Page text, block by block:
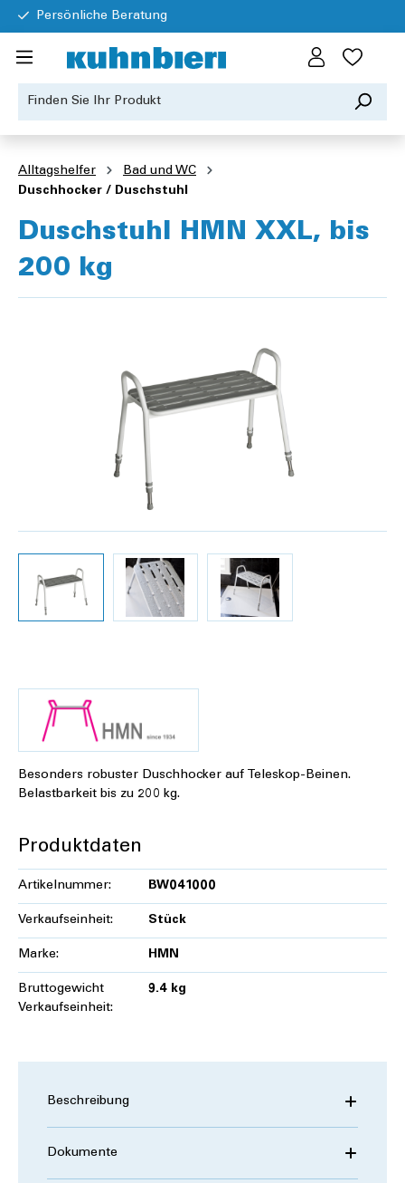
Persönliche Beratung
Alltagshelfer
Bad und WC
Duschhocker / Duschstuhl
Duschstuhl HMN XXL, bis
200 kg
Besonders robuster Duschhocker auf Teleskop-Beinen.
Belastbarkeit bis zu 200 kg.
Produktdaten
Artikelnummer: BW041000
Verkaufseinheit: Stück
Marke: HMN
Bruttogewicht
Verkaufseinheit:
9.4 kg
Beschreibung
Dokumente